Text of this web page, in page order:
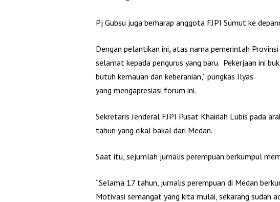
Pj Gubsu juga berharap anggota FJPI Sumut ke
Dengan pelantikan ini, atas nama pemerintah
selamat kepada pengurus yang baru. Pekerjaan ini
butuh kemauan dan keberanian,” pungkas Ilyas
yang mengapresiasi forum ini.
Sekretaris Jenderal FJPI Pusat Khairiah Lubis pada
tahun yang cikal bakal dari Medan.
Saat itu, sejumlah jurnalis perempuan berkumpul
“Selama 17 tahun, jurnalis perempuan di Medan
Motivasi semangat yang kita mulai, sekarang sudah